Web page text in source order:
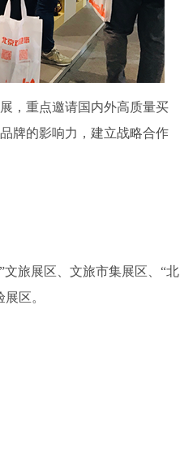
，重点邀请国内外高质量买
牌的影响力，建立战略合作
旅展区、文旅市集展区、“北
区。